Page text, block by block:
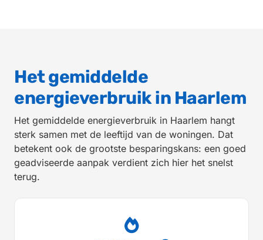
Het gemiddelde
energieverbruik in Haarlem
Het gemiddelde energieverbruik in Haarlem hangt
sterk samen met de leeftijd van de woningen. Dat
betekent ook de grootste besparingskans: een goed
geadviseerde aanpak verdient zich hier het snelst
terug.